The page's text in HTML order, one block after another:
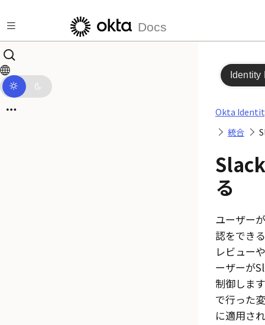
Docs
Identity
Okta
統合
る
ユーザー
認をでき
レビュー
ーザーが
制御しま
で行った
に適用さ